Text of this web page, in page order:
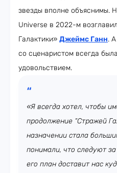
звезды вполне объяснимы.
Universe в 2022-м
Галактики» Джеймс Ганн.
со сценаристом всегда
удовольствием.
«Я всегда хотел, чтобы
продолжение “Стражей
назначении стала
понимали, что следуют
его план доставит нас